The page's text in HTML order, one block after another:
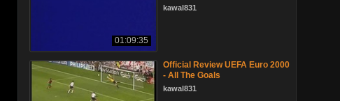
01:09:35
kawal831
Official Review UEFA Euro 2000
- All The Goals
kawal831